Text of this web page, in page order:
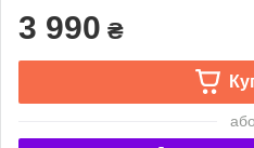
3 990 ₴
або